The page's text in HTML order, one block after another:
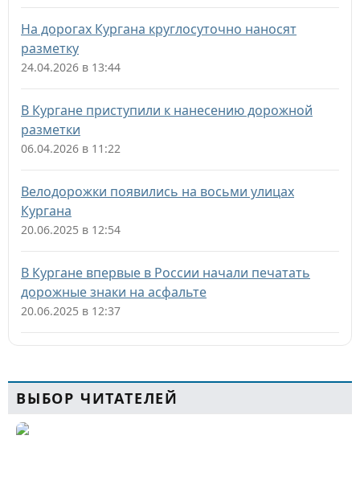
На дорогах Кургана круглосуточно наносят
разметку
24.04.2026 в 13:44
В Кургане приступили к нанесению дорожной
разметки
06.04.2026 в 11:22
Велодорожки появились на восьми улицах
Кургана
20.06.2025 в 12:54
В Кургане впервые в России начали печатать
дорожные знаки на асфальте
20.06.2025 в 12:37
ВЫБОР ЧИТАТЕЛЕЙ